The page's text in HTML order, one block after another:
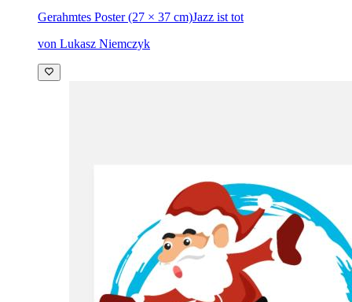
Gerahmtes Poster (27 × 37 cm)Jazz ist tot
von Lukasz Niemczyk